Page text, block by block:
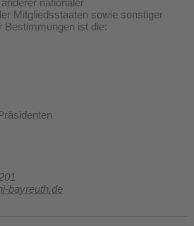
Mitgliedsstaaten sowie sonstiger
Bestimmungen ist die:
bayreuth.de